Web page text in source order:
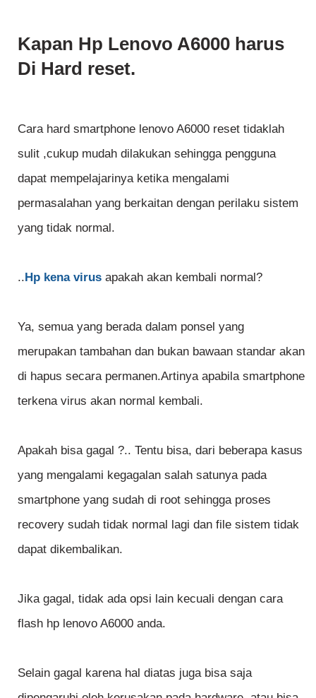
Kapan Hp Lenovo A6000 harus
Di Hard reset.
Cara hard smartphone lenovo A6000 reset tidaklah
sulit ,cukup mudah dilakukan sehingga pengguna
dapat mempelajarinya ketika mengalami
permasalahan yang berkaitan dengan perilaku sistem
yang tidak normal.
.. Hp kena virus apakah akan kembali normal?
Ya, semua yang berada dalam ponsel yang
merupakan tambahan dan bukan bawaan standar akan
di hapus secara permanen.Artinya apabila smartphone
terkena virus akan normal kembali.
Apakah bisa gagal ?.. Tentu bisa, dari beberapa kasus
yang mengalami kegagalan salah satunya pada
smartphone yang sudah di root sehingga proses
recovery sudah tidak normal lagi dan file sistem tidak
dapat dikembalikan.
Jika gagal, tidak ada opsi lain kecuali dengan cara
flash hp lenovo A6000 anda.
Selain gagal karena hal diatas juga bisa saja